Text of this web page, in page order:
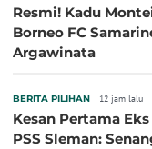
Resmi! Kadu
Borneo FC
Argawinata
BERITA PILIHAN 12 jam lalu
Kesan Pertama
PSS Sleman: